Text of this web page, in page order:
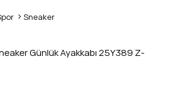
Sneaker
Günlük Ayakkabı 25Y389 Z-